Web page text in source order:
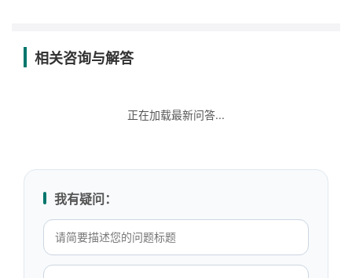
相关咨询与解答
正在加载最新问答...
我有疑问：